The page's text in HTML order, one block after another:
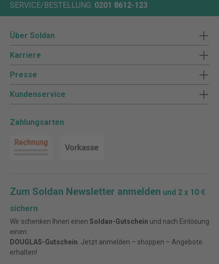
SERVICE/BESTELLUNG: 0201 8612-123
Über Soldan
Karriere
Presse
Kundenservice
Zahlungsarten
Zum Soldan Newsletter anmelden und 2 x 10 €
sichern
Wir schenken Ihnen einen Soldan-Gutschein und nach Einlösung
einen
DOUGLAS-Gutschein . Jetzt anmelden – shoppen – Angebote
erhalten!